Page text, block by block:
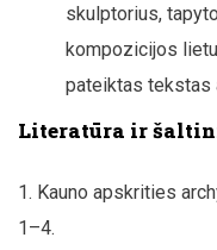
skulptorius,
kompozicijos
pateiktas tekstas
Literatūra ir
Kauno apskrities
1–4.